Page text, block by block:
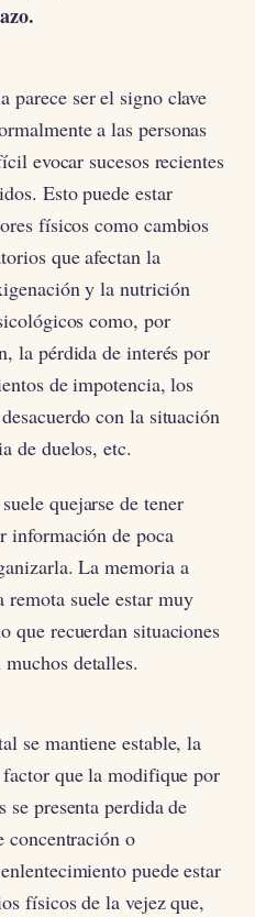
parece ser el signo clave
a las personas
evocar sucesos recientes
Esto puede estar
físicos como cambios
que afectan la
y la nutrición
como, por
la pérdida de interés por
de impotencia, los
con la situación
de duelos, etc.
quejarse de tener
información de poca
La memoria a
suele estar muy
que recuerdan situaciones
detalles.
se mantiene estable, la
factor que la modifique por
se presenta perdida de
concentración o
puede estar
físicos de la vejez que,